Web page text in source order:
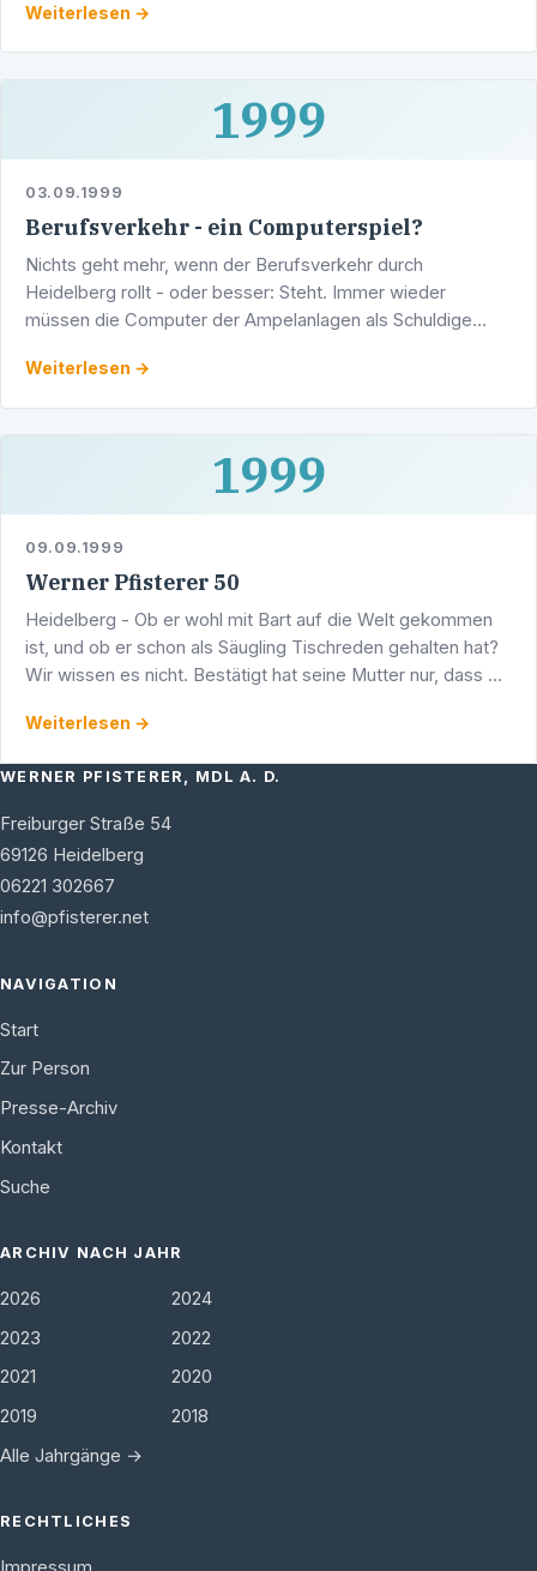
nach …
Weiterlesen →
1999
03.09.1999
Berufsverkehr - ein Computerspiel?
Nichts geht mehr, wenn der Berufsverkehr durch
Heidelberg rollt - oder besser: Steht. Immer wieder
müssen die Computer der Ampelanlagen als Schuldige
wie der …
Weiterlesen →
1999
09.09.1999
Werner Pfisterer 50
Heidelberg - Ob er wohl mit Bart auf die Welt gekommen
ist, und ob er schon als Säugling Tischreden gehalten hat?
Wir wissen es nicht. Bestätigt hat seine Mutter nur, dass er
Weiterlesen →
WERNER PFISTERER, MDL A. D.
Freiburger Straße 54
69126 Heidelberg
06221 302667
info@pfisterer.net
NAVIGATION
Start
Zur Person
Presse-Archiv
Kontakt
Suche
ARCHIV NACH JAHR
2026
2024
2023
2022
2021
2020
2019
2018
Alle Jahrgänge →
RECHTLICHES